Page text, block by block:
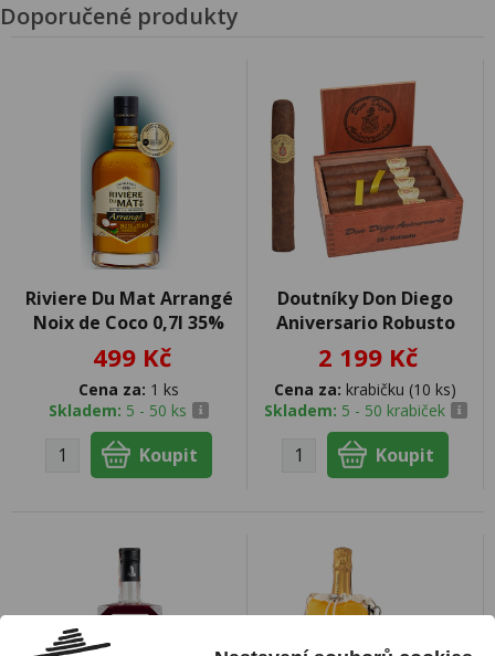
Doporučené produkty
Riviere Du Mat Arrangé
Noix de Coco 0,7l 35%
499 Kč
Cena za: 1 ks
Skladem: 5 - 50 ks
Doutníky Don Diego
Aniversario Robusto
2 199 Kč
Cena za: krabičku (10 ks)
Skladem: 5 - 50 krabiček